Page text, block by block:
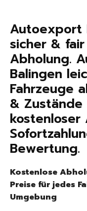
Autoexport
sicher &
Abholung.
Balingen
Fahrzeuge
&
kostenloser
Bewertung.
Kostenlose
Preise für jedes
Umgebung